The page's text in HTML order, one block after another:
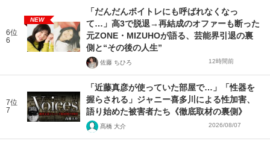
6位
6
NEW
「だんだんボイトレにも呼ばれなくなっ
て…」高3で脱退→再結成のオファーも断った
元ZONE・MIZUHOが語る、芸能界引退の裏
側と“その後の人生”
佐藤 ちひろ 12時間前
7位
7
「近藤真彦が使っていた部屋で…」「性器を
握らされる」ジャニー喜多川による性加害、
語り始めた被害者たち《徹底取材の裏側》
髙橋 大介 2026/08/07